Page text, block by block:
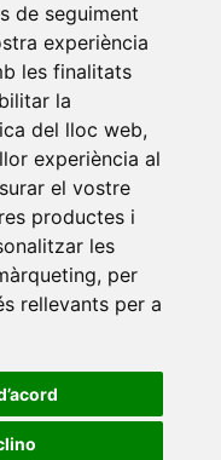
de seguiment
experiència
les finalitats
la
del lloc web,
experiència al
el vostre
productes i
les
, per
rellevants per a
d'Alacant
Autònoma de
• Universitat
de Girona
•Universitat
Jaume I
Miguel Hernández
•Universitat
de València•
Ramon Llull
de Sàsser•